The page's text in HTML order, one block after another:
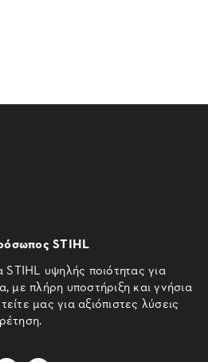
STIHL
υψηλής ποιότητας για
με πλήρη υποστήριξη και γνήσια
μας για αξιόπιστες λύσεις